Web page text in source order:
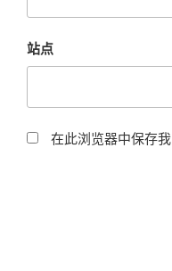
站点
在此浏览器中保存